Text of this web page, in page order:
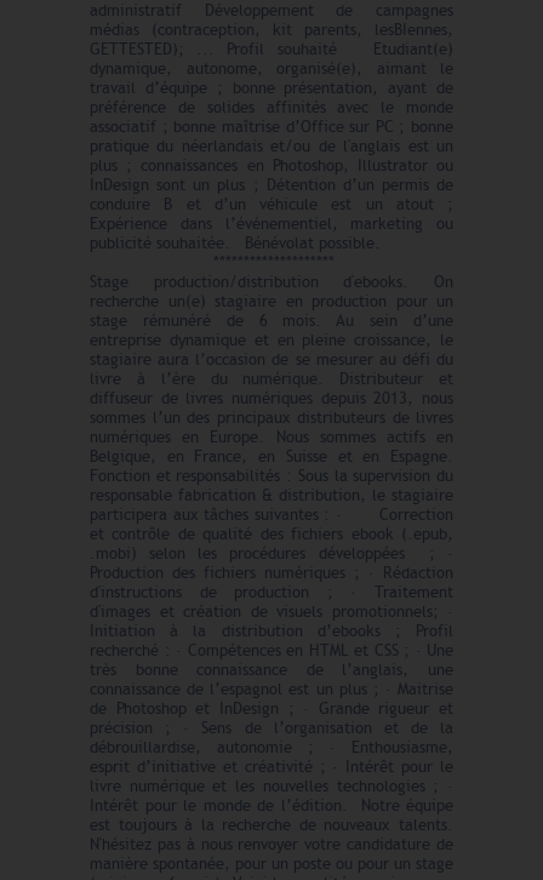
administratif Développement de campagnes
médias (contraception, kit parents, lesBIennes,
GETTESTED); ... Profil souhaité Etudiant(e)
dynamique, autonome, organisé(e), aimant le
travail d’équipe ; bonne présentation, ayant de
préférence de solides affinités avec le monde
associatif ; bonne maîtrise d’Office sur PC ; bonne
pratique du néerlandais et/ou de l'anglais est un
plus ; connaissances en Photoshop, Illustrator ou
InDesign sont un plus ; Détention d’un permis de
conduire B et d’un véhicule est un atout ;
Expérience dans l’événementiel, marketing ou
publicité souhaitée. Bénévolat possible.
********************
Stage production/distribution d'ebooks. On
recherche un(e) stagiaire en production pour un
stage rémunéré de 6 mois. Au sein d’une
entreprise dynamique et en pleine croissance, le
stagiaire aura l’occasion de se mesurer au défi du
livre à l’ère du numérique. Distributeur et
diffuseur de livres numériques depuis 2013, nous
sommes l’un des principaux distributeurs de livres
numériques en Europe. Nous sommes actifs en
Belgique, en France, en Suisse et en Espagne.
Fonction et responsabilités : Sous la supervision du
responsable fabrication & distribution, le stagiaire
participera aux tâches suivantes : · Correction
et contrôle de qualité des fichiers ebook (.epub,
.mobi) selon les procédures développées ; ·
Production des fichiers numériques ; · Rédaction
d'instructions de production ; · Traitement
d'images et création de visuels promotionnels; ·
Initiation à la distribution d’ebooks ; Profil
recherché : · Compétences en HTML et CSS ; · Une
très bonne connaissance de l’anglais, une
connaissance de l’espagnol est un plus ; · Maitrise
de Photoshop et InDesign ; · Grande rigueur et
précision ; · Sens de l’organisation et de la
débrouillardise, autonomie ; · Enthousiasme,
esprit d’initiative et créativité ; · Intérêt pour le
livre numérique et les nouvelles technologies ; ·
Intérêt pour le monde de l’édition. Notre équipe
est toujours à la recherche de nouveaux talents.
N'hésitez pas à nous renvoyer votre candidature de
manière spontanée, pour un poste ou pour un stage